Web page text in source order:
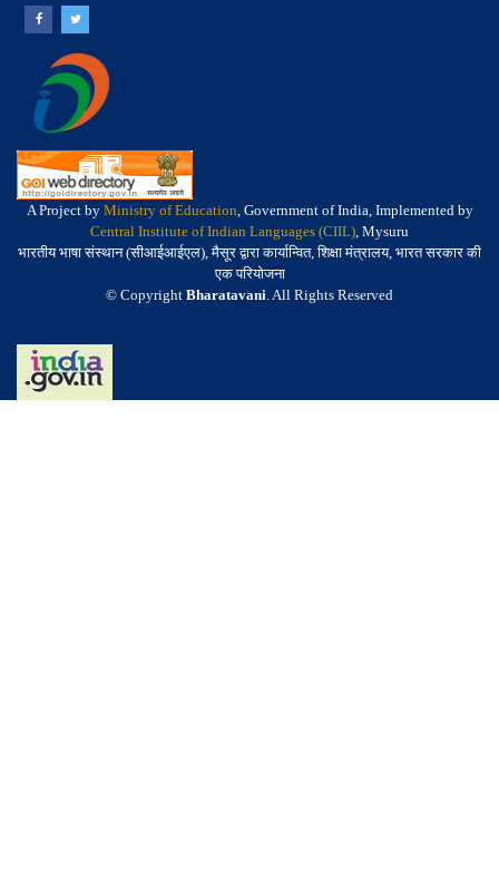
A Project by Ministry of Education, Government of India, Implemented by
Central Institute of Indian Languages (CIIL), Mysuru
भारतीय भाषा संस्थान (सीआईआईएल), मैसूर द्वारा कार्यान्वित, शिक्षा मंत्रालय, भारत सरकार की
एक परियोजना
© Copyright Bharatavani. All Rights Reserved